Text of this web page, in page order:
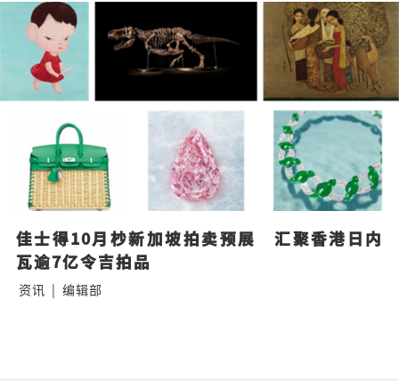
佳士得10月杪新加坡拍卖预展　汇聚香港日内
瓦逾7亿令吉拍品
资讯 | 编辑部